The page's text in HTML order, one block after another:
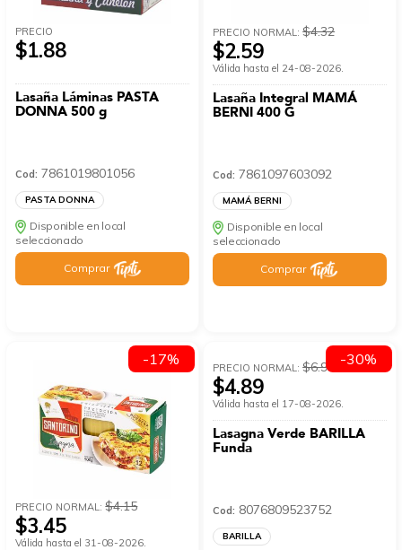
PRECIO
$1.88
Lasaña Láminas PASTA
DONNA 500 g
Cod: 7861019801056
PASTA DONNA
Disponible en local
seleccionado
Comprar
PRECIO NORMAL:$4.32
$2.59
Válida hasta el 24-08-2026.
Lasaña Integral MAMÁ
BERNI 400 G
Cod: 7861097603092
MAMÁ BERNI
Disponible en local
seleccionado
Comprar
PRECIO NORMAL:$4.15
$3.45
Válida hasta el 31-08-2026.
-17% PRECIO NORMAL:$6.99
$4.89
Válida hasta el 17-08-2026.
Lasagna Verde BARILLA
Funda
Cod: 8076809523752
BARILLA
-30%